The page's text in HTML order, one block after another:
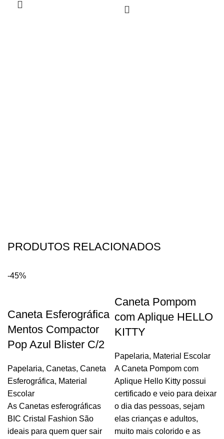
PRODUTOS RELACIONADOS
-45%
Caneta Esferográfica
Mentos Compactor
Pop Azul Blister C/2
Papelaria, Canetas, Caneta
Esferográfica, Material
Escolar
As Canetas esferográficas
BIC Cristal Fashion São
ideais para quem quer sair
Caneta Pompom
com Aplique HELLO
KITTY
Papelaria, Material Escolar
A Caneta Pompom com
Aplique Hello Kitty possui
certificado e veio para deixar
o dia das pessoas, sejam
elas crianças e adultos,
muito mais colorido e as